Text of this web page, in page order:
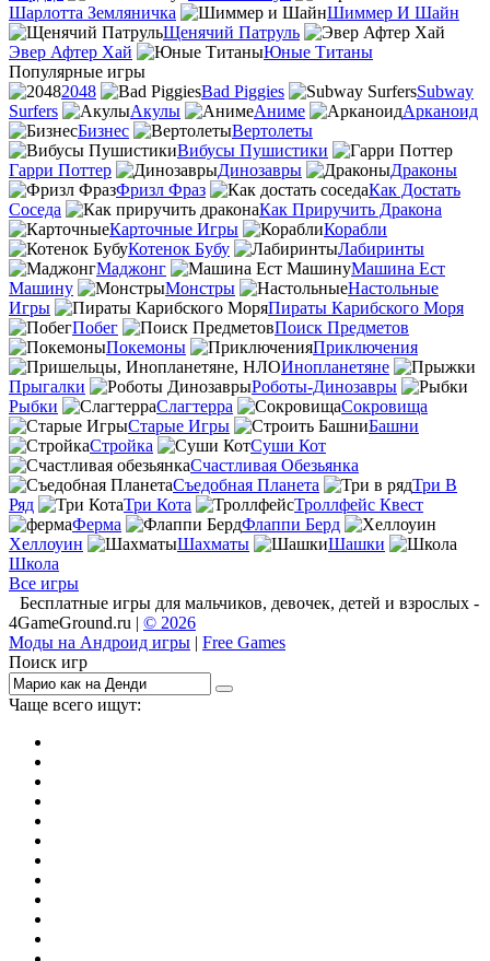
Шарлотта Земляничка
Шиммер И Шайн
Щенячий Патруль
Эвер Афтер Хай
Юные Титаны
Популярные игры
2048
Bad Piggies
Subway
Surfers
Акулы Аниме
Арканоид
Бизнес
Вертолеты
Вибусы Пушистики
Гарри Поттер
Динозавры
Драконы
Фризл Фраз
Как Достать
Соседа
Как Приручить Дракона
Карточные Игры
Корабли
Котенок Бубу
Лабиринты
Маджонг
Машина Ест
Машину
Монстры
Настольные
Игры
Пираты Карибского Моря
Побег
Поиск Предметов
Покемоны
Приключения
Инопланетяне
Прыгалки
Роботы-Динозавры
Рыбки
Слагтерра
Сокровища
Старые Игры
Башни
Стройка
Суши Кот
Счастливая Обезьянка
Съедобная Планета
Три В
Ряд
Три Кота
Троллфейс Квест
Ферма
Флаппи Берд
Хеллоуин
Шахматы
Шашки
Школа
Все игры
Бесплатные игры для мальчиков, девочек, детей и взрослых -
4GameGround.ru | © 2026
Моды на Андроид игры | Free Games
Поиск игр
Чаще всего ищут: